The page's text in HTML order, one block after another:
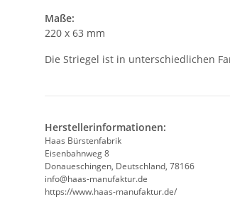
Maße:
220 x 63 mm
Die Striegel ist in unterschiedlichen
Herstellerinformationen:
Haas Bürstenfabrik
Eisenbahnweg 8
Donaueschingen, Deutschland, 78166
info@haas-manufaktur.de
https://www.haas-manufaktur.de/